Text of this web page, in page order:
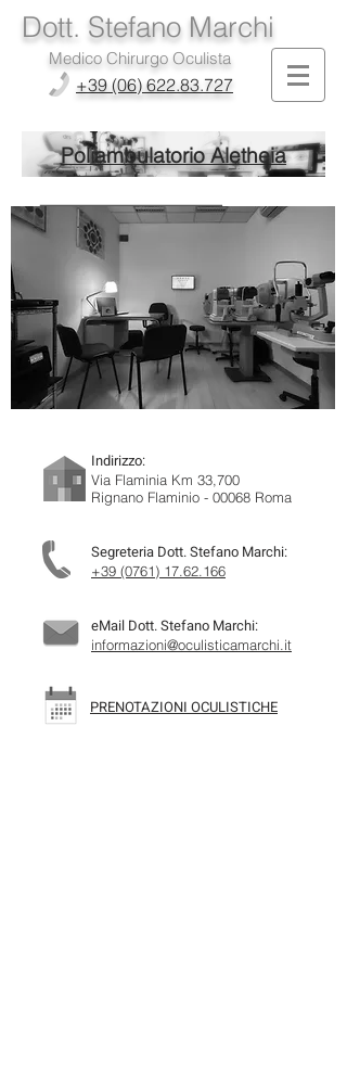
Dott. Stefano Marchi
Medico Chirurgo Oculista
+39 (06) 622.83.727
Poliambulatorio Aletheia
Segreteria Dott. Stefano Marchi:
+39 (0761) 17.62.166
PRENOTAZIONI OCULISTICHE
eMail Dott. Stefano Marchi:
informazioni@oculisticamarchi.it
Indirizzo:
Via Flaminia Km 33,700
Rignano Flaminio - 00068 Roma